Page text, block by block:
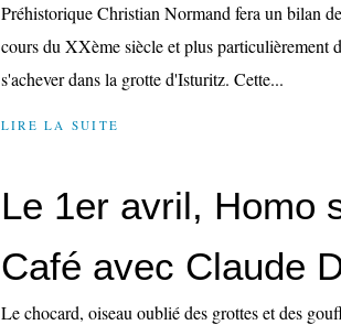
Préhistorique Christian Normand fera un bilan
cours du XXème siècle et plus particulièrement
s'achever dans la grotte d'Isturitz. Cette...
LIRE LA SUITE
Le 1er avril, Homo
Café avec Claude
Le chocard, oiseau oublié des grottes et des